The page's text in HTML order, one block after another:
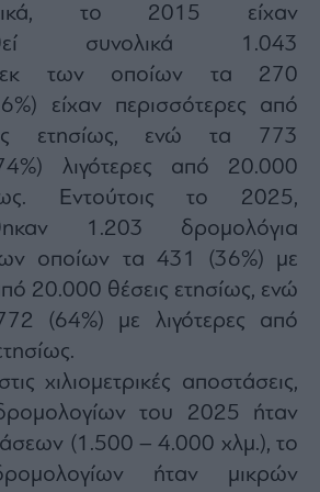
το 2015 είχαν
συνολικά 1.043
εκ των οποίων τα 270
είχαν περισσότερες από
ετησίως, ενώ τα 773
λιγότερες από 20.000
Εντούτοις το 2025,
1.203 δρομολόγια
οποίων τα 431 (36%) με
20.000 θέσεις ετησίως, ενώ
(64%) με λιγότερες από
χιλιομετρικές αποστάσεις,
του 2025 ήταν
(1.500 – 4.000 χλμ.), το
ήταν μικρών